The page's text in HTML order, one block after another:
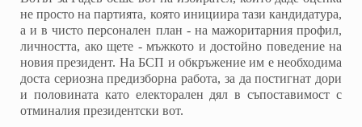
не просто на партията, която инициира тази кандидатура,
а и в чисто персонален план - на мажоритарния профил,
личността, ако щете - мъжкото и достойно поведение на
новия президент. На БСП и обкръжение им е необходима
доста сериозна предизборна работа, за да постигнат дори
и половината като електорален дял в съпоставимост с
отминалия президентски вот.